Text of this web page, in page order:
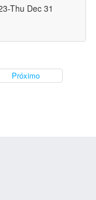
Thu Dec 31
Próximo